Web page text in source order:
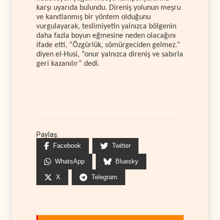
karşı uyarıda bulundu. Direniş yolunun meşru
ve kanıtlanmış bir yöntem olduğunu
vurgulayarak, teslimiyetin yalnızca bölgenin
daha fazla boyun eğmesine neden olacağını
ifade etti. “Özgürlük, sömürgeciden gelmez.”
diyen el-Husi, “onur yalnızca direniş ve sabırla
geri kazanılır” dedi.
Paylaş:
Facebook Twitter
WhatsApp Bluesky
X Telegram